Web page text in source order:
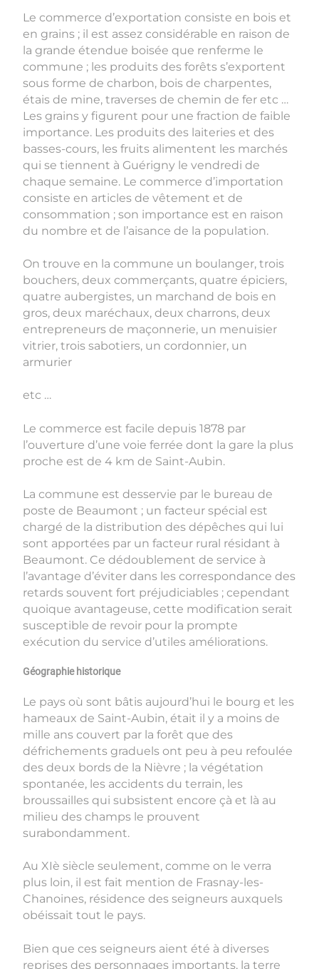
Le commerce d’exportation consiste en bois et
en grains ; il est assez considérable en raison de
la grande étendue boisée que renferme le
commune ; les produits des forêts s’exportent
sous forme de charbon, bois de charpentes,
étais de mine, traverses de chemin de fer etc …
Les grains y figurent pour une fraction de faible
importance. Les produits des laiteries et des
basses-cours, les fruits alimentent les marchés
qui se tiennent à Guérigny le vendredi de
chaque semaine. Le commerce d’importation
consiste en articles de vêtement et de
consommation ; son importance est en raison
du nombre et de l’aisance de la population.
On trouve en la commune un boulanger, trois
bouchers, deux commerçants, quatre épiciers,
quatre aubergistes, un marchand de bois en
gros, deux maréchaux, deux charrons, deux
entrepreneurs de maçonnerie, un menuisier
vitrier, trois sabotiers, un cordonnier, un
armurier
etc …
Le commerce est facile depuis 1878 par
l’ouverture d’une voie ferrée dont la gare la plus
proche est de 4 km de Saint-Aubin.
La commune est desservie par le bureau de
poste de Beaumont ; un facteur spécial est
chargé de la distribution des dépêches qui lui
sont apportées par un facteur rural résidant à
Beaumont. Ce dédoublement de service à
l’avantage d’éviter dans les correspondance des
retards souvent fort préjudiciables ; cependant
quoique avantageuse, cette modification serait
susceptible de revoir pour la prompte
exécution du service d’utiles améliorations.
Géographie historique
Le pays où sont bâtis aujourd’hui le bourg et les
hameaux de Saint-Aubin, était il y a moins de
mille ans couvert par la forêt que des
défrichements graduels ont peu à peu refoulée
des deux bords de la Nièvre ; la végétation
spontanée, les accidents du terrain, les
broussailles qui subsistent encore çà et là au
milieu des champs le prouvent
surabondamment.
Au XIè siècle seulement, comme on le verra
plus loin, il est fait mention de Frasnay-les-
Chanoines, résidence des seigneurs auxquels
obéissait tout le pays.
Bien que ces seigneurs aient été à diverses
reprises des personnages importants, la terre